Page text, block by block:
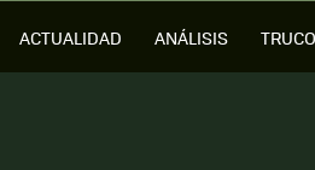
ACTUALIDAD ANÁLISIS